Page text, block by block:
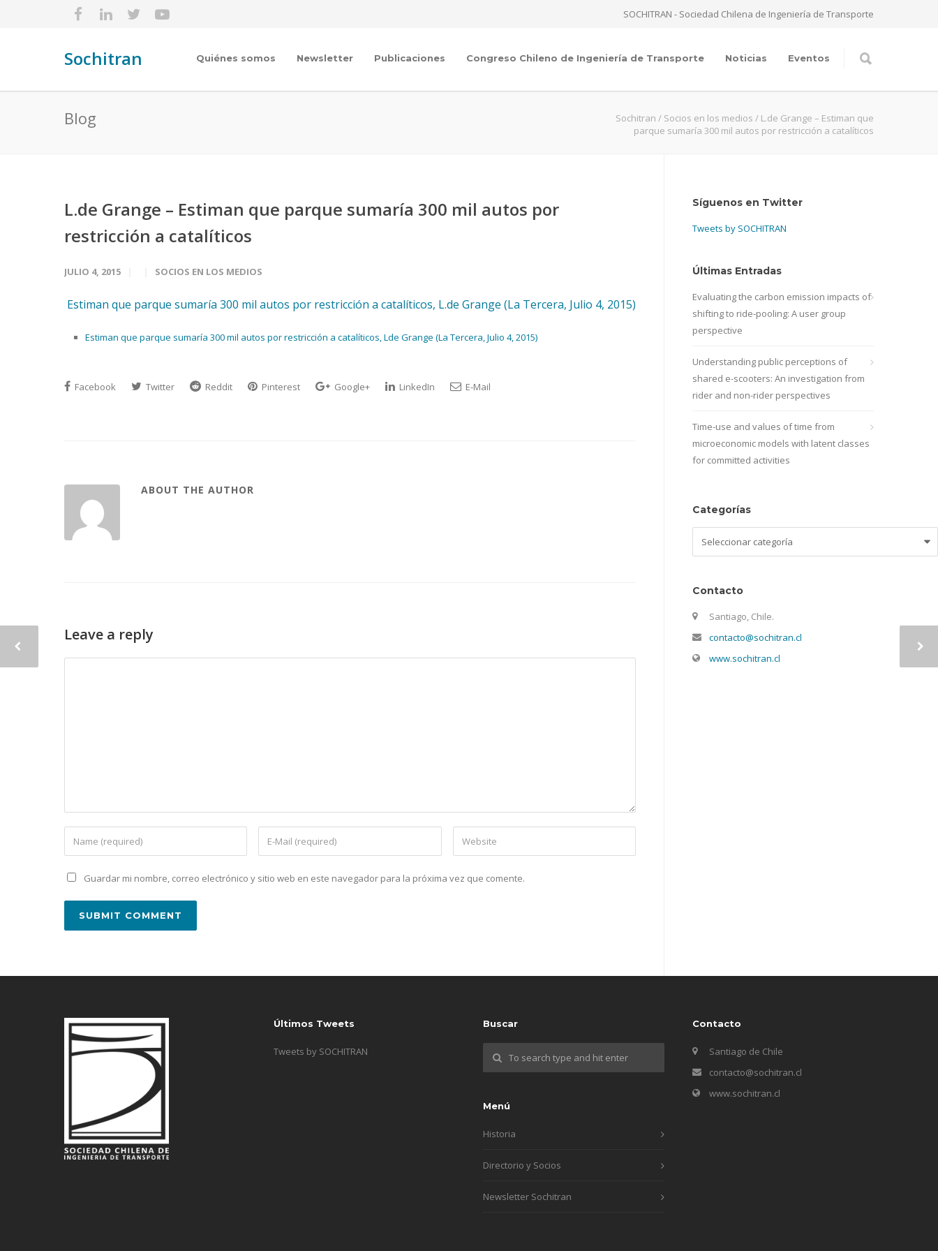
SOCHITRAN - Sociedad Chilena de Ingeniería de Transporte
Sochitran Quiénes somos Newsletter Publicaciones Congreso Chileno de Ingeniería de Transporte Noticias Eventos
Blog Sochitran / Socios en los medios / L.de Grange – Estiman que
parque sumaría 300 mil autos por restricción a catalíticos
L.de Grange – Estiman que parque sumaría 300 mil autos por
restricción a catalíticos
JULIO 4, 2015 SOCIOS EN LOS MEDIOS
Estiman que parque sumaría 300 mil autos por restricción a catalíticos, L.de Grange (La Tercera, Julio 4, 2015)
Estiman que parque sumaría 300 mil autos por restricción a catalíticos, Lde Grange (La Tercera, Julio 4, 2015)
Facebook Twitter Reddit Pinterest Google+ LinkedIn E-Mail
ABOUT THE AUTHOR
Leave a reply
Guardar mi nombre, correo electrónico y sitio web en este navegador para la próxima vez que comente.
Síguenos en Twitter
Tweets by SOCHITRAN
Últimas Entradas
Evaluating the carbon emission impacts of
shifting to ride-pooling: A user group
perspective
Understanding public perceptions of
shared e-scooters: An investigation from
rider and non-rider perspectives
Time-use and values of time from
microeconomic models with latent classes
for committed activities
Categorías
Contacto
Santiago, Chile.
contacto@sochitran.cl
www.sochitran.cl
Últimos Tweets
Tweets by SOCHITRAN
Buscar
Menú
Historia
Directorio y Socios
Newsletter Sochitran
Contacto
Santiago de Chile
contacto@sochitran.cl
www.sochitran.cl